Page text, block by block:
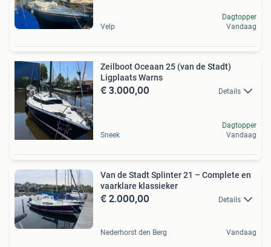
Velp
Dagtopper
Vandaag
Zeilboot Oceaan 25 (van de Stadt)
Ligplaats Warns
€ 3.000,00 Details
Sneek
Dagtopper
Vandaag
Van de Stadt Splinter 21 – Complete en
vaarklare klassieker
€ 2.000,00 Details
Nederhorst den Berg Vandaag